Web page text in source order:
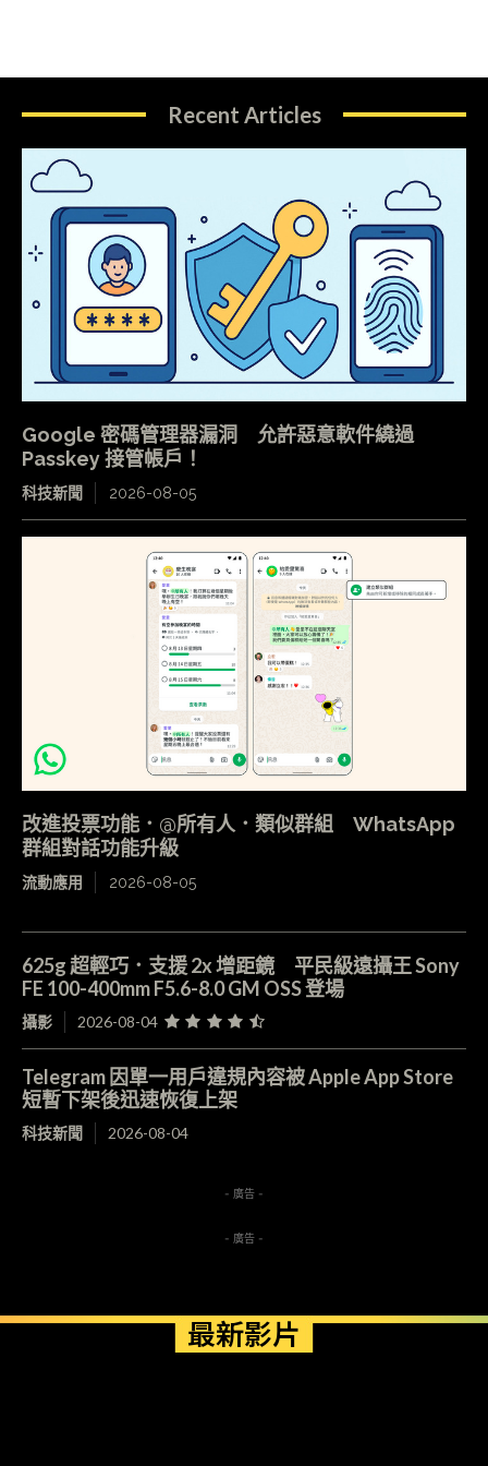
Recent Articles
Google 密碼管理器漏洞 允許惡意軟件繞過
Passkey 接管帳戶！
科技新聞 2026-08-05
改進投票功能．@所有人．類似群組 WhatsApp
群組對話功能升級
流動應用 2026-08-05
625g 超輕巧．支援 2x 增距鏡 平民級遠攝王 Sony
FE 100-400mm F5.6-8.0 GM OSS 登場
攝影 2026-08-04
Telegram 因單一用戶違規內容被 Apple App Store
短暫下架後迅速恢復上架
科技新聞 2026-08-04
- 廣告 -
- 廣告 -
最新影片